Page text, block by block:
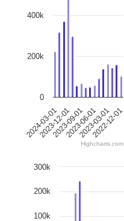
2024-03-01
2023-12-01
2023-09-01
2023-06-01
2023-03-01
2022-12-01
0
200k
400k
Highcharts.com
100k
200k
300k